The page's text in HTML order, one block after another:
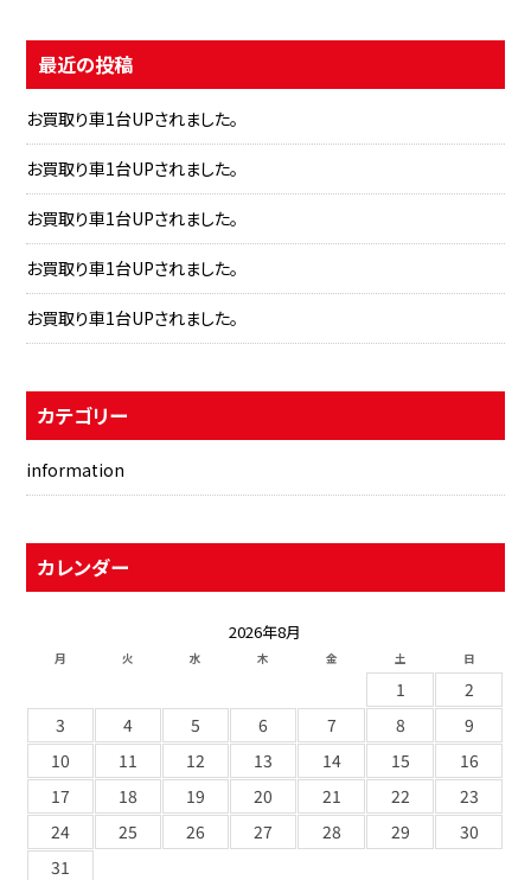
最近の投稿
お買取り車1台UPされました。
お買取り車1台UPされました。
お買取り車1台UPされました。
お買取り車1台UPされました。
お買取り車1台UPされました。
カテゴリー
information
カレンダー
2026年8月
月 火 水 木 金 土 日
1
2
3
4 5 6 7 8
9
10
11 12 13 14 15
16
17
18 19 20 21 22
23
24
25 26 27 28 29
30
31